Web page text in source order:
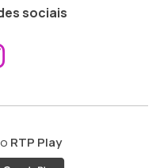
sociais
ao
RTP Play